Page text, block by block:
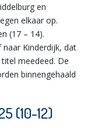
en
elkaar op.
(17 – 14).
Kinderdijk, dat
meedeed. De
binnengehaald
(10-12)